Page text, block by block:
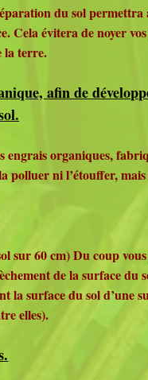
du sol permettra
Cela évitera de noyer
la terre.
afin de
organiques,
polluer ni l’étouffer,
sur 60 cm) Du coup
de la surface du
la surface du sol d’une
elles).